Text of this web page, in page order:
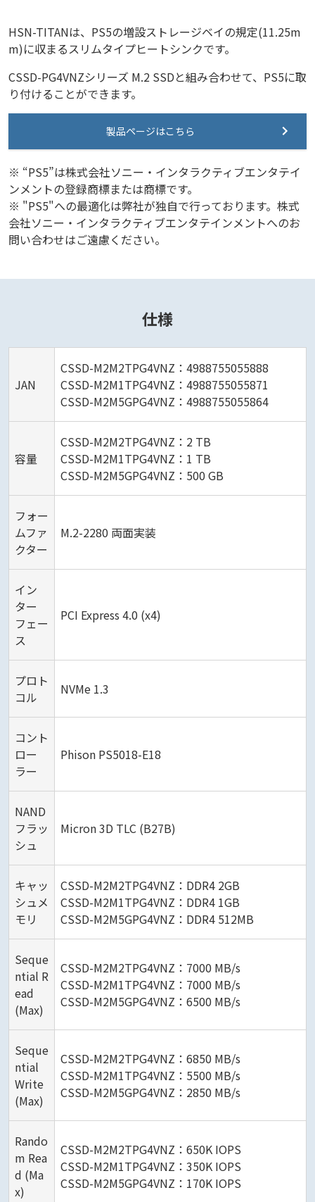
HSN-TITANは、PS5の増設ストレージベイの規定(11.25m
m)に収まるスリムタイプヒートシンクです。
CSSD-PG4VNZシリーズ M.2 SSDと組み合わせて、PS5に取
り付けることができます。
製品ページはこちら
※ “PS5”は株式会社ソニー・インタラクティブエンタテイ
ンメントの登録商標または商標です。
※ "PS5"への最適化は弊社が独自で行っております。株式
会社ソニー・インタラクティブエンタテインメントへのお
問い合わせはご遠慮ください。
仕様
JAN
CSSD-M2M2TPG4VNZ：4988755055888
CSSD-M2M1TPG4VNZ：4988755055871
CSSD-M2M5GPG4VNZ：4988755055864
容量
CSSD-M2M2TPG4VNZ：2 TB
CSSD-M2M1TPG4VNZ：1 TB
CSSD-M2M5GPG4VNZ：500 GB
フォー
ムファ
クター
M.2-2280 両面実装
イン
ター
フェー
ス
PCI Express 4.0 (x4)
プロト
コル
NVMe 1.3
コント
ロー
ラー
Phison PS5018-E18
NAND
フラッ
シュ
Micron 3D TLC (B27B)
キャッ
シュメ
モリ
CSSD-M2M2TPG4VNZ：DDR4 2GB
CSSD-M2M1TPG4VNZ：DDR4 1GB
CSSD-M2M5GPG4VNZ：DDR4 512MB
Seque
ntial R
ead
(Max)
CSSD-M2M2TPG4VNZ：7000 MB/s
CSSD-M2M1TPG4VNZ：7000 MB/s
CSSD-M2M5GPG4VNZ：6500 MB/s
Seque
ntial
Write
(Max)
CSSD-M2M2TPG4VNZ：6850 MB/s
CSSD-M2M1TPG4VNZ：5500 MB/s
CSSD-M2M5GPG4VNZ：2850 MB/s
Rando
m Rea
d (Ma
x)
CSSD-M2M2TPG4VNZ：650K IOPS
CSSD-M2M1TPG4VNZ：350K IOPS
CSSD-M2M5GPG4VNZ：170K IOPS